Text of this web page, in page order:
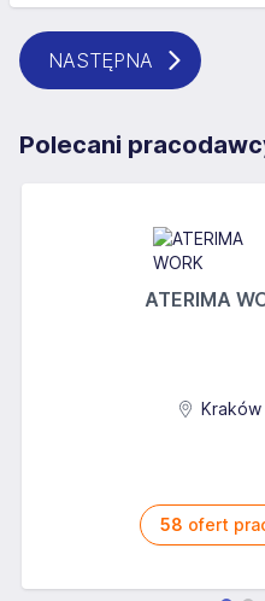
NASTĘPNA
Polecani
ATERIMA
Kraków
58 ofert